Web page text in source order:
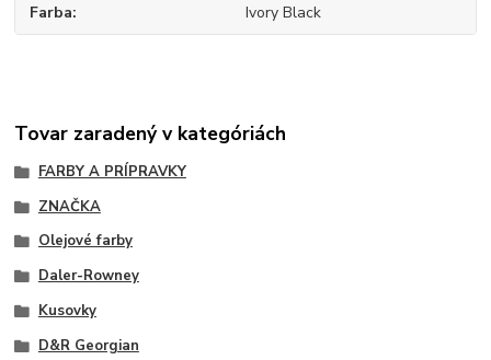
Farba Ivory Black
Tovar zaradený v kategóriách
FARBY A PRÍPRAVKY
ZNAČKA
Olejové farby
Daler-Rowney
Kusovky
D&R Georgian